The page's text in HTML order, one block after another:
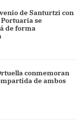
de Santurtzi con
se
de forma
conmemoran
de ambos